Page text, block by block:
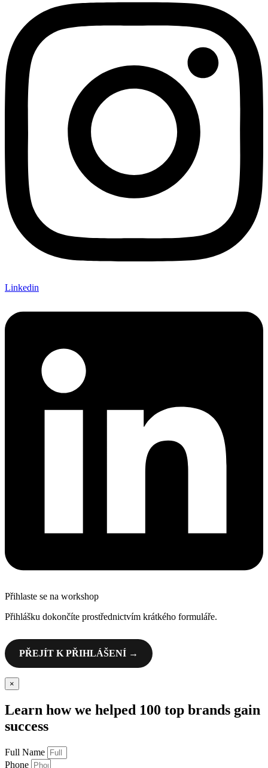
Linkedin
Přihlaste se na workshop
Přihlášku dokončíte prostřednictvím krátkého formuláře.
PŘEJÍT K PŘIHLÁŠENÍ →
×
Learn how we helped 100 top brands gain
success
Full Name
Phone